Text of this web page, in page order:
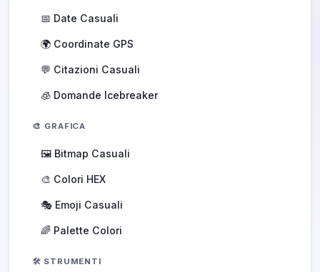
📅 Date Casuali
🌍 Coordinate GPS
💬 Citazioni Casuali
🧊 Domande Icebreaker
🎨 GRAFICA
🖼️ Bitmap Casuali
🎨 Colori HEX
🎭 Emoji Casuali
🌈 Palette Colori
🛠️ STRUMENTI